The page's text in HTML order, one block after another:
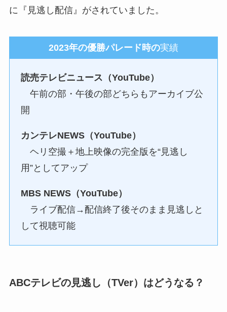
に『見逃し配信』がされていました。
2023年の優勝パレード時の実績
読売テレビニュース（YouTube）
午前の部・午後の部どちらもアーカイブ公
開
カンテレNEWS（YouTube）
ヘリ空撮＋地上映像の完全版を“見逃し
用”としてアップ
MBS NEWS（YouTube）
ライブ配信→配信終了後そのまま見逃しと
して視聴可能
ABCテレビの見逃し（TVer）はどうなる？